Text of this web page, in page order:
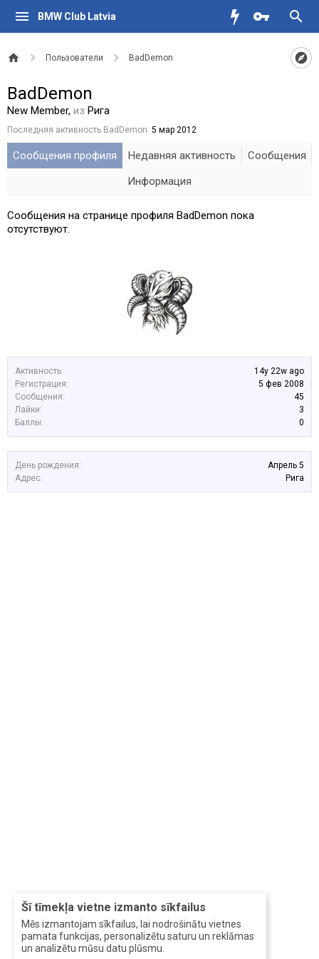
BMW Club Latvia
Пользователи BadDemon
Šī tīmekļa vietne izmanto sīkfailus
Mēs izmantojam sīkfailus, lai nodrošinātu vietnes
pamata funkcijas, personalizētu saturu un reklāmas
un analizētu mūsu datu plūsmu.
Активность:
14y 22w ago
Регистрация:
5 фев 2008
Сообщения:
45
Лайки:
3
Баллы:
0
День рождения:
Апрель 5
Адрес:
Рига
BadDemon
New Member, из Рига
Последняя активность BadDemon: 5 мар 2012
Сообщения профиля Недавняя активность
Сообщения
Информация
Сообщения на странице профиля BadDemon пока
отсутствуют.